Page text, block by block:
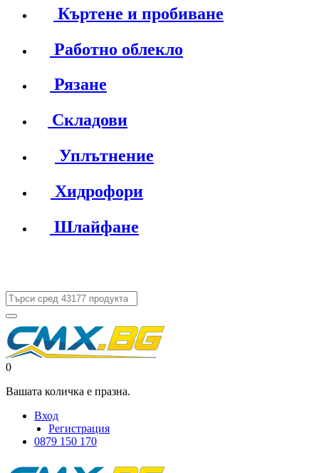
Къртене и пробиване
Работно облекло
Рязане
Складови
Уплътнение
Хидрофори
Шлайфане
0
Вашата количка е празна.
Вход
Регистрация
0879 150 170